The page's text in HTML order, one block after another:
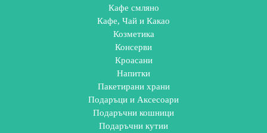
Кафе смляно
Кафе, Чай и Какао
Козметика
Консерви
Кроасани
Напитки
Пакетирани храни
Подаръци и Аксесоари
Подаръчни кошници
Подаръчни кутии